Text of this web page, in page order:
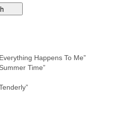
Happens To Me”
Time”